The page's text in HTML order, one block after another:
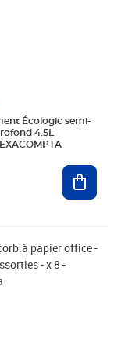
Écologic semi-
4.5L